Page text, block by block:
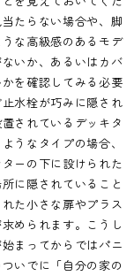
たらない場合や、脚
な高級感のあるモデ
いか、あるいはカバ
を確認してみる必要
水栓が巧みに隠され
されているデッキタ
うなタイプの場合、
ーの下に設けられた
に隠されていること
た小さな扉やプラス
められます。こうし
まってからではパニ
いでに「自分の家の